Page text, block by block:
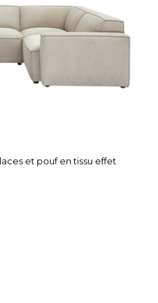
et pouf en tissu effet